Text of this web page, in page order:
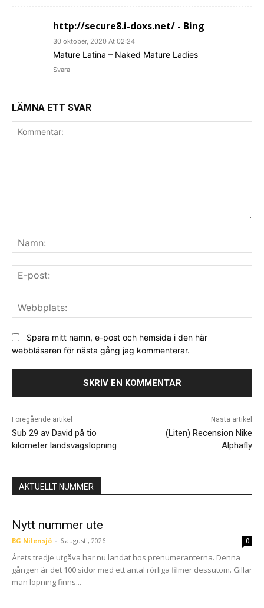
http://secure8.i-doxs.net/ - Bing
30 oktober, 2020 At 02:24
Mature Latina – Naked Mature Ladies
Svara
LÄMNA ETT SVAR
Spara mitt namn, e-post och hemsida i den här
webbläsaren för nästa gång jag kommenterar.
Föregående artikel
Sub 29 av David på tio
kilometer landsvägslöpning
Nästa artikel
(Liten) Recension Nike
Alphafly
AKTUELLT NUMMER
Nytt nummer ute
BG Nilensjö - 6 augusti, 2026 0
Årets tredje utgåva har nu landat hos prenumeranterna. Denna
gången är det 100 sidor med ett antal rörliga filmer dessutom. Gillar
man löpning finns...